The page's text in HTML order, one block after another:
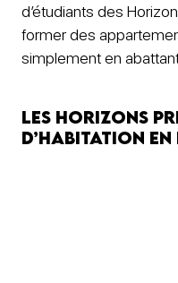
d’étudiants des
former des
simplement en
Les Horizons
d’habitation en